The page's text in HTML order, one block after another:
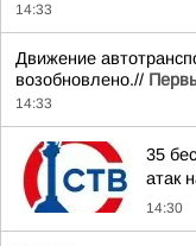
14:33
Движение
возобновлено.//
14:33
35
атак
14:30